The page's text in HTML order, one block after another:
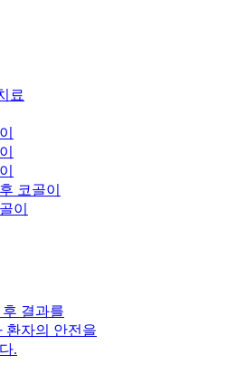
료
코골이
이
결과를
환자의 안전을
.